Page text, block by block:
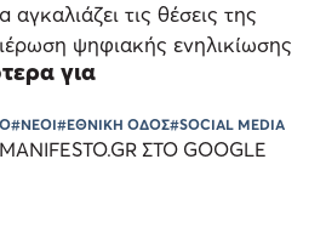
τις θέσεις της
ψηφιακής ενηλικίωσης
για
#ΝΕΟΙ#ΕΘΝΙΚΗ ΟΔΟΣ#SOCIAL MEDIA
ΣΤΟ GOOGLE